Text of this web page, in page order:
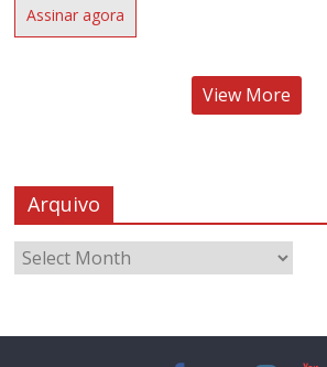
Assinar agora
View More
Arquivo